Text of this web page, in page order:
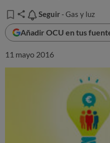
Seguir
Seguir - Gas y luz
Añadir OCU en tus
11 mayo 2016